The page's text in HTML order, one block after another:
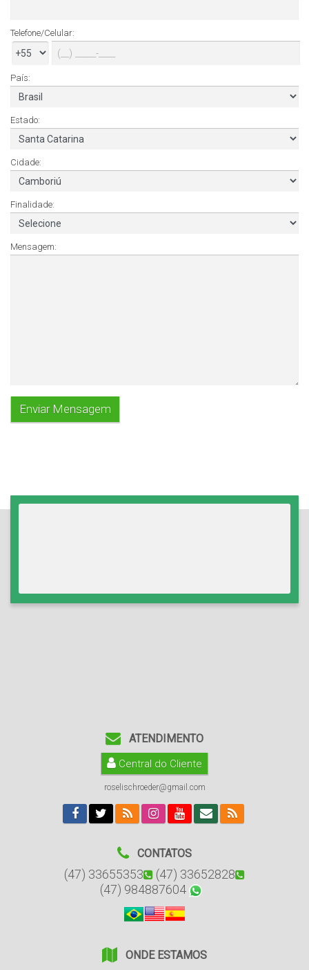
Telefone/Celular:
País:
Estado:
Cidade:
Finalidade:
Mensagem:
ATENDIMENTO
Central do Cliente
roselischroeder@gmail.com
CONTATOS
(47) 33655353
(47) 33652828
(47) 984887604
ONDE ESTAMOS